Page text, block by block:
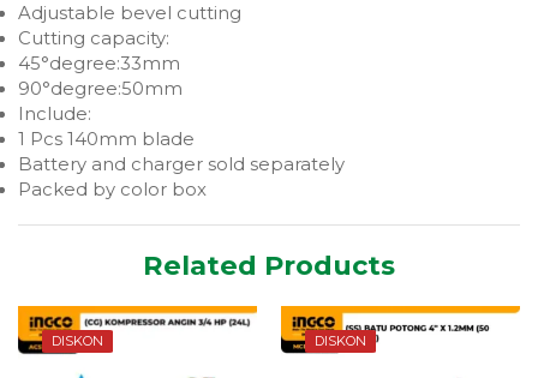
Adjustable bevel cutting
Cutting capacity:
45°degree:33mm
90°degree:50mm
Include:
1 Pcs 140mm blade
Battery and charger sold separately
Packed by color box
Related Products
DISKON DISKON